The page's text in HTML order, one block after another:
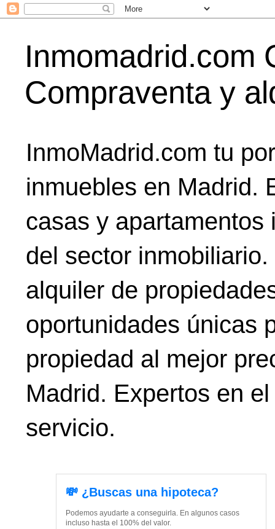
Inmomadrid.com
Compraventa y
InmoMadrid.com tu
inmuebles en Madrid.
casas y
del sector
alquiler de
oportunidades únicas
propiedad al mejor
Madrid. Expertos en
servicio.
💸 ¿Buscas una hipoteca?
Podemos ayudarte a conseguirla. En algunos casos
incluso hasta el 100% del valor.